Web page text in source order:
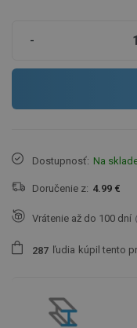
-
Dostupnosť: Na
Doručenie z: 4.99 €
Vrátenie až do 100 dní
287 ľudia kúpil tento